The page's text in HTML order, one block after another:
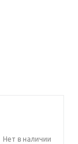
Нет в наличии